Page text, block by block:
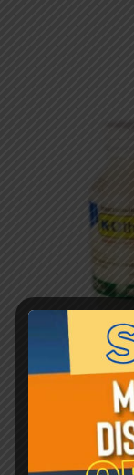
K-OTHRINA